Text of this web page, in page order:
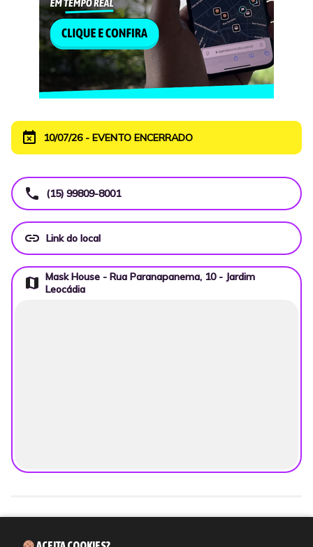
event_busy 10/07/26 - EVENTO ENCERRADO
call (15) 99809-8001
link Link do local
map Mask House - Rua Paranapanema, 10 - Jardim
Leocádia